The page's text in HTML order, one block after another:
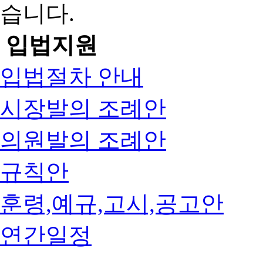
습니다.
입법지원
입법절차 안내
시장발의 조례안
의원발의 조례안
규칙안
훈령,예규,고시,공고안
연간일정